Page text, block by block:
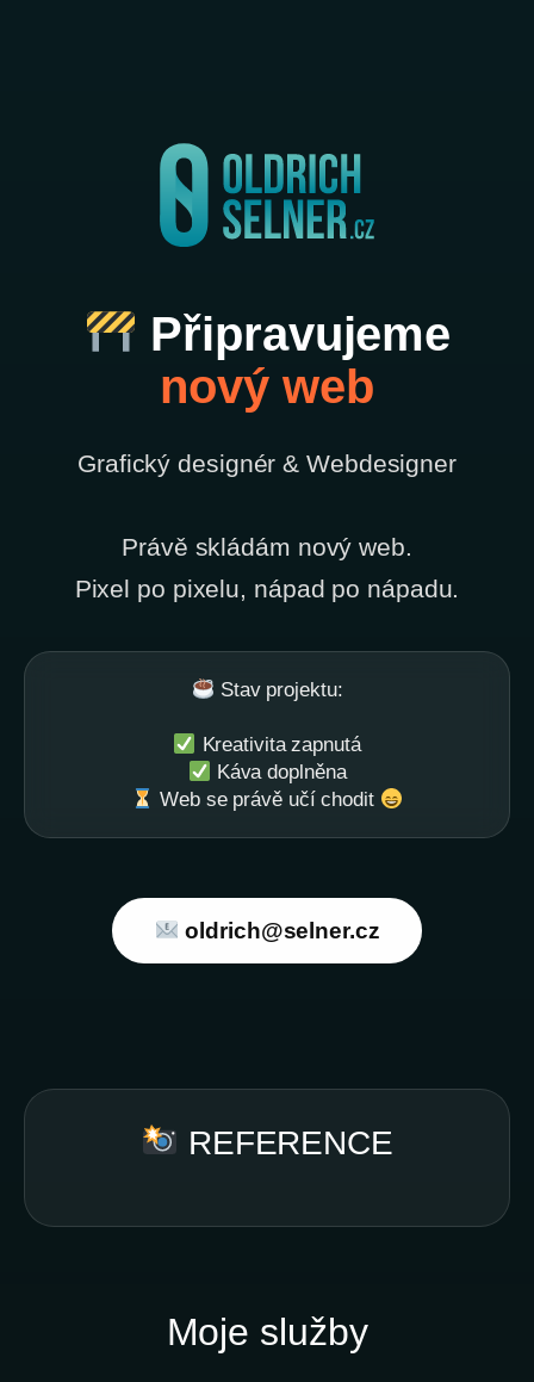
Připravujeme
nový web
Grafický designér & Webdesigner
Právě skládám nový web.
Pixel po pixelu, nápad po nápadu.
Stav projektu:
Kreativita zapnutá
Káva doplněna
Web se právě učí chodit
oldrich@selner.cz
REFERENCE
Moje služby